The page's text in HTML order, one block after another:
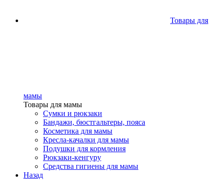
Товары для
мамы
Товары для мамы
Сумки и рюкзаки
Бандажи, бюстгальтеры, пояса
Косметика для мамы
Кресла-качалки для мамы
Подушки для кормления
Рюкзаки-кенгуру
Средства гигиены для мамы
Назад